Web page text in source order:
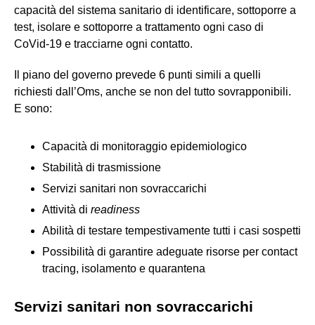
capacità del sistema sanitario di identificare, sottoporre a
test, isolare e sottoporre a trattamento ogni caso di
CoVid-19 e tracciarne ogni contatto.
Il piano del governo prevede 6 punti simili a quelli
richiesti dall’Oms, anche se non del tutto sovrapponibili.
E sono:
Capacità di monitoraggio epidemiologico
Stabilità di trasmissione
Servizi sanitari non sovraccarichi
Attività di readiness
Abilità di testare tempestivamente tutti i casi sospetti
Possibilità di garantire adeguate risorse per contact
tracing, isolamento e quarantena
Servizi sanitari non sovraccarichi